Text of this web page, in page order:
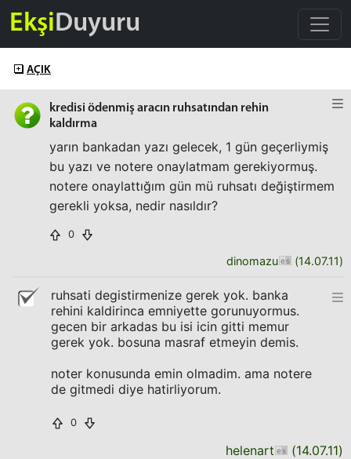
EkşiDuyuru
AÇIK
kredisi ödenmiş aracın ruhsatından rehin
kaldırma
yarın bankadan yazı gelecek, 1 gün geçerliymiş
bu yazı ve notere onaylatmam gerekiyormuş.
notere onaylattığım gün mü ruhsatı değiştirmem
gerekli yoksa, nedir nasıldır?
0
dinomazu (14.07.11)
ruhsati degistirmenize gerek yok. banka
rehini kaldirinca emniyette gorunuyormus.
gecen bir arkadas bu isi icin gitti memur
gerek yok. bosuna masraf etmeyin demis.
noter konusunda emin olmadim. ama notere
de gitmedi diye hatirliyorum.
0
helenart (14.07.11)